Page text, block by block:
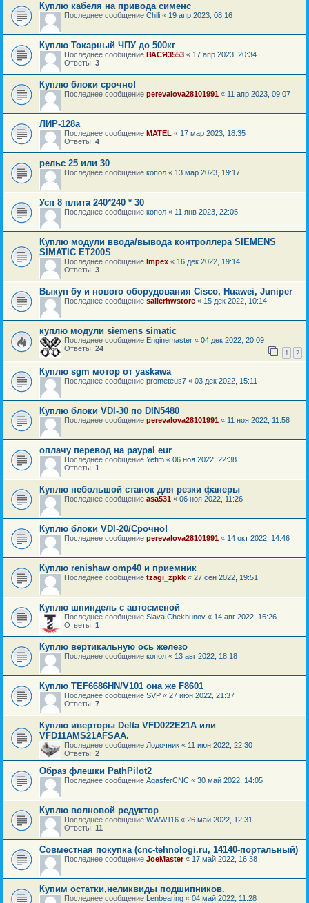
Куплю кабеля на привода сименс
Последнее сообщение Chili « 19 апр 2023, 08:16
Куплю Токарный ЧПУ до 500кг
Последнее сообщение ВАСЯ3553 « 17 апр 2023, 20:34
Ответы: 3
Куплю блоки срочно!
Последнее сообщение perevalova28101991 « 11 апр 2023, 09:07
ЛИР-128а
Последнее сообщение MATEL « 17 мар 2023, 18:35
Ответы: 4
рельс 25 или 30
Последнее сообщение копол « 13 мар 2023, 19:17
Усп 8 плита 240*240 * 30
Последнее сообщение копол « 11 янв 2023, 22:05
Куплю модули ввода/вывода контроллера SIEMENS
SIMATIC ET200S
Последнее сообщение Impex « 16 дек 2022, 19:14
Ответы: 3
Выкуп бу и нового оборудования Cisco, Huawei, Juniper
Последнее сообщение sallerhwstore « 15 дек 2022, 10:14
куплю модули siemens simatic
Последнее сообщение Enginemaster « 04 дек 2022, 20:09
Ответы: 24 1 2
Куплю sgm мотор от yaskawa
Последнее сообщение prometeus7 « 03 дек 2022, 15:11
Куплю блоки VDI-30 по DIN5480
Последнее сообщение perevalova28101991 « 11 ноя 2022, 11:58
оплачу перевод на paypal eur
Последнее сообщение Yefim « 06 ноя 2022, 22:38
Ответы: 1
Куплю небольшой станок для резки фанеры
Последнее сообщение asa531 « 06 ноя 2022, 11:26
Куплю блоки VDI-20/Срочно!
Последнее сообщение perevalova28101991 « 14 окт 2022, 14:46
Куплю renishaw omp40 и приемник
Последнее сообщение tzagi_zpkk « 27 сен 2022, 19:51
Куплю шпиндель с автосменой
Последнее сообщение Slava Chekhunov « 14 авг 2022, 16:26
Ответы: 1
Куплю вертикальную ось железо
Последнее сообщение копол « 13 авг 2022, 18:18
Куплю TEF6686HN/V101 она же F8601
Последнее сообщение SVP « 27 июн 2022, 21:37
Ответы: 7
Куплю иверторы Delta VFD022E21A или
VFD11AMS21AFSAA.
Последнее сообщение Лодочник « 11 июн 2022, 22:30
Ответы: 2
Образ флешки PathPilot2
Последнее сообщение AgasferCNC « 30 май 2022, 14:05
Куплю волновой редуктор
Последнее сообщение WWW116 « 26 май 2022, 12:31
Ответы: 11
Совместная покупка (cnc-tehnologi.ru, 14140-портальный)
Последнее сообщение JoeMaster« 17 май 2022, 16:38
Купим остатки,неликвиды подшипников.
Последнее сообщение Lenbearing « 04 май 2022, 11:28